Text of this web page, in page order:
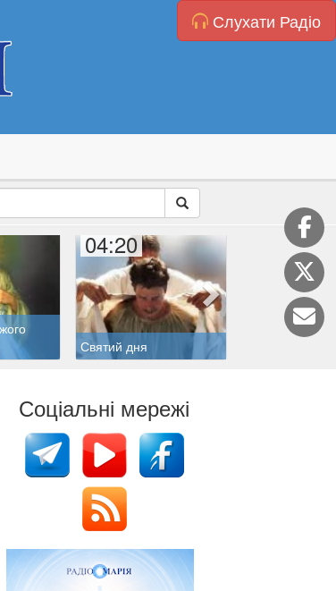
Слухати Радіо
04:20
Святий дня
05:00
Соціальні мережі